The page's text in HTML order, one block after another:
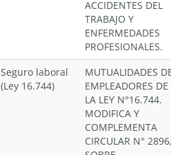
ACCIDENTES DEL
TRABAJO Y
ENFERMEDADES
PROFESIONALES.
Seguro laboral
(Ley 16.744)
MUTUALIDADES
EMPLEADORES DE
LA LEY N°16.744.
MODIFICA Y
COMPLEMENTA
CIRCULAR N°